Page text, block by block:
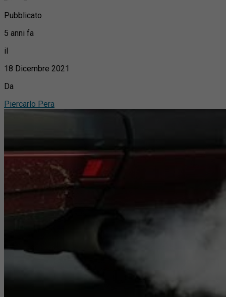
Pubblicato
5 anni fa
il
18 Dicembre 2021
Da
Piercarlo Pera